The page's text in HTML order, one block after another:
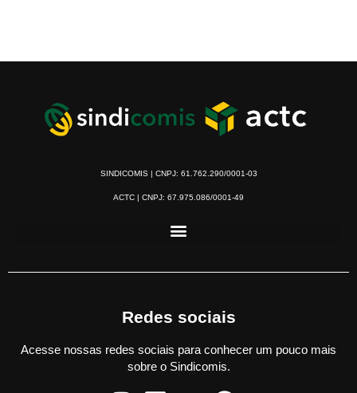
SINDICOMIS | CNPJ: 61.762.290/0001-03
ACTC | CNPJ: 67.975.086/0001-49
Redes sociais
Acesse nossas redes sociais para conhecer um pouco mais
sobre o Sindicomis.